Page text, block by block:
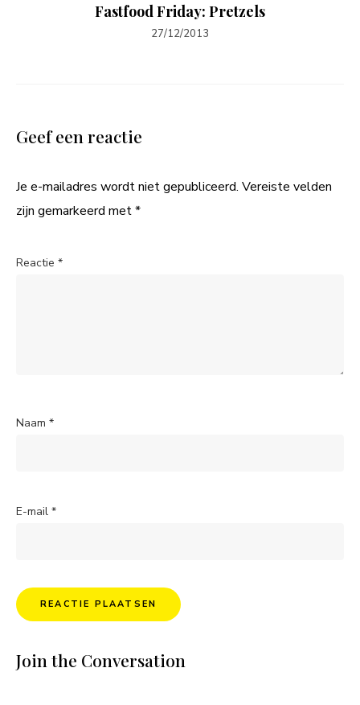
Fastfood Friday: Pretzels
27/12/2013
Geef een reactie
Je e-mailadres wordt niet gepubliceerd. Vereiste velden
zijn gemarkeerd met*
Reactie *
Naam *
E-mail *
Join the Conversation